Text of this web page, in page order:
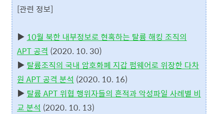
[관련 정보]
▶ 10월 북한 내부정보로 현혹하는 탈륨 해킹 조직의
APT 공격 (2020. 10. 30)
▶ 탈륨조직의 국내 암호화폐 지갑 펌웨어로 위장한 다차
원 APT 공격 분석 (2020. 10. 16)
▶ 탈륨 APT 위협 행위자들의 흔적과 악성파일 사례별 비
교 분석 (2020. 10. 13)